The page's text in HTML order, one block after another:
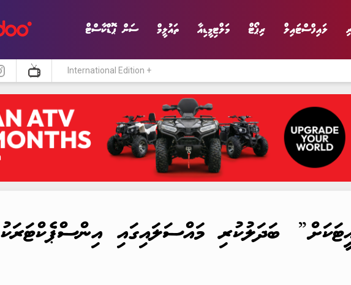
ލައިފްސްޓައިލް ރިޕޯޓް މަލްޓިމީޑިއާ ތައުލީމް ސަން ޕޮޑްކާސްޓް
ލައިފްސްޓައިލް ދީން
International Edition +
ބަދަލުކުރި މައްސަލައިގައި އިންސްޕެކްޓަރަކު